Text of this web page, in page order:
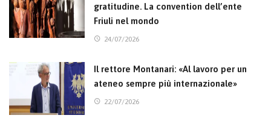
gratitudine. La convention dell’ente
Friuli nel mondo
24/07/2026
Il rettore Montanari: «Al lavoro per un
ateneo sempre più internazionale»
22/07/2026